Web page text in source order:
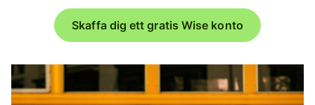
Skaffa dig ett gratis Wise konto